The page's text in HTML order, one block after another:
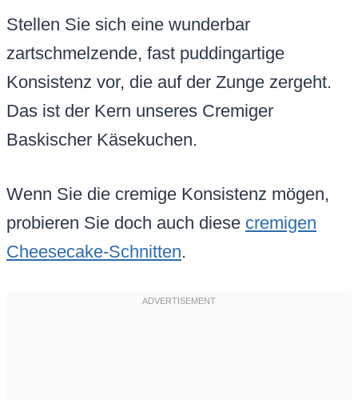
Stellen Sie sich eine wunderbar
zartschmelzende, fast puddingartige
Konsistenz vor, die auf der Zunge zergeht.
Das ist der Kern unseres Cremiger
Baskischer Käsekuchen.
Wenn Sie die cremige Konsistenz mögen,
probieren Sie doch auch diese cremigen
Cheesecake-Schnitten.